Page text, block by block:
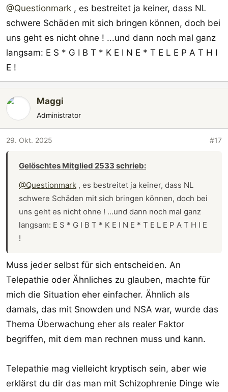
@Questionmark , es bestreitet ja keiner, dass NL
schwere Schäden mit sich bringen können, doch bei
uns geht es nicht ohne ! ...und dann noch mal ganz
langsam: E S * G I B T * K E I N E * T E L E P A T H I
E !
Maggi
Administrator
29. Okt. 2025 #17
Gelöschtes Mitglied 2533 schrieb:
@Questionmark , es bestreitet ja keiner, dass NL
schwere Schäden mit sich bringen können, doch bei
uns geht es nicht ohne ! ...und dann noch mal ganz
langsam: E S * G I B T * K E I N E * T E L E P A T H I E
!
Muss jeder selbst für sich entscheiden. An
Telepathie oder Ähnliches zu glauben, machte für
mich die Situation eher einfacher. Ähnlich als
damals, das mit Snowden und NSA war, wurde das
Thema Überwachung eher als realer Faktor
begriffen, mit dem man rechnen muss und kann.
Telepathie mag vielleicht kryptisch sein, aber wie
erklärst du dir das man mit Schizophrenie Dinge wie